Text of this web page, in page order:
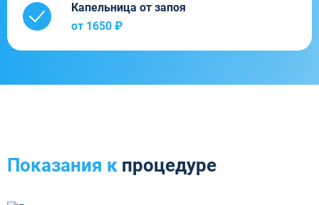
Капельница от запоя
от 1650 ₽
Показания к процедуре